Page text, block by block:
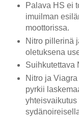
Palava HS ei
imuilman
moottorissa.
Nitro pillerinä
oletuksena
Suihkutettava
Nitro ja
pyrkii